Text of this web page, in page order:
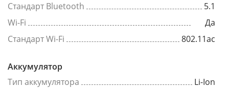
Стандарт Bluetooth
5.1
Wi-Fi
Да
Стандарт Wi-Fi
802.11ac
Аккумулятор
Тип аккумулятора
Li-Ion